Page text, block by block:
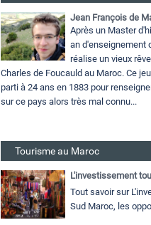
Jean François de
Après un Master
an d'enseignement
réalise un vieux
Charles de Foucauld au Maroc. Ce
parti à 24 ans en 1883 pour
sur ce pays alors très mal connu...
Tourisme au Maroc
L'investissement
Tout savoir sur
Sud Maroc, les